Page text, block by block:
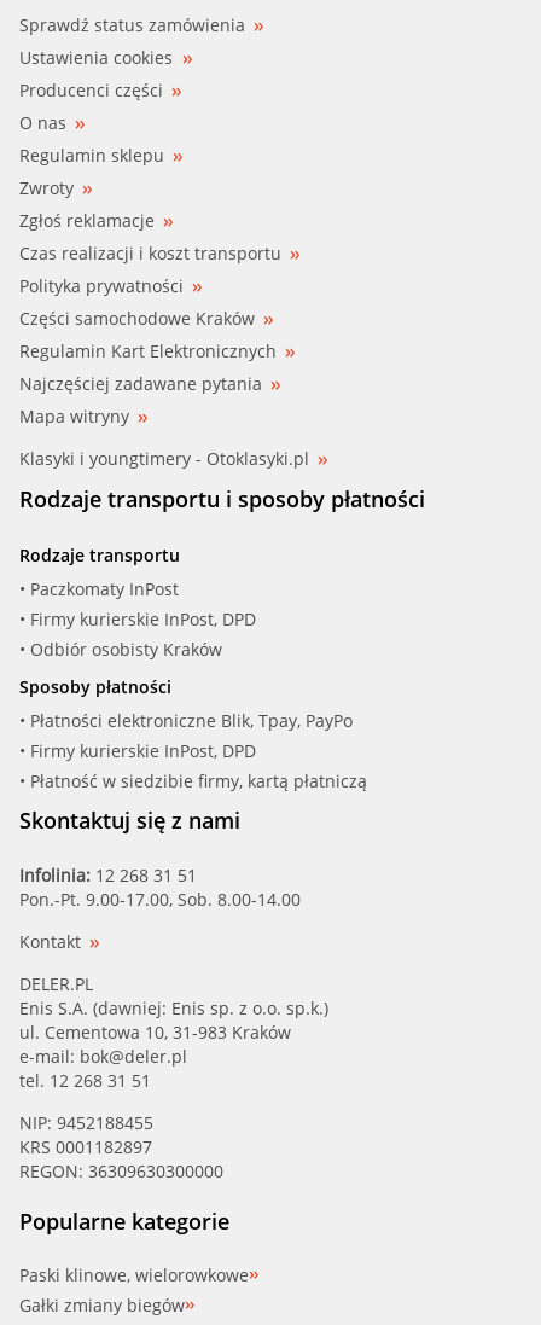
Sprawdź status zamówienia
Ustawienia cookies
Producenci części
O nas
Regulamin sklepu
Zwroty
Zgłoś reklamacje
Czas realizacji i koszt transportu
Polityka prywatności
Części samochodowe Kraków
Regulamin Kart Elektronicznych
Najczęściej zadawane pytania
Mapa witryny
Klasyki i youngtimery - Otoklasyki.pl
Rodzaje transportu i sposoby płatności
Rodzaje transportu
• Paczkomaty InPost
• Firmy kurierskie InPost, DPD
• Odbiór osobisty Kraków
Sposoby płatności
• Płatności elektroniczne Blik, Tpay, PayPo
• Firmy kurierskie InPost, DPD
• Płatność w siedzibie firmy, kartą płatniczą
Skontaktuj się z nami
Infolinia: 12 268 31 51
Pon.-Pt. 9.00-17.00, Sob. 8.00-14.00
Kontakt
DELER.PL
Enis S.A. (dawniej: Enis sp. z o.o. sp.k.)
ul. Cementowa 10, 31-983 Kraków
e-mail: bok@deler.pl
tel. 12 268 31 51
NIP: 9452188455
KRS 0001182897
REGON: 36309630300000
Popularne kategorie
Paski klinowe, wielorowkowe
Gałki zmiany biegów